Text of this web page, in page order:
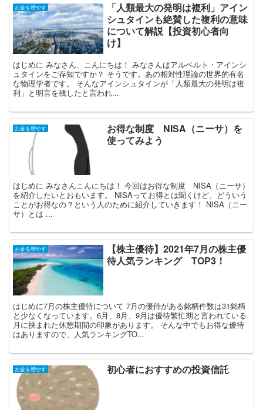
お金を増やす
「人類最大の発明は複利」アイン
シュタインも絶賛した複利の意味
について解説【投資初心者向
け】
はじめに みなさん、こんにちは！ みなさんはアルベルト・アインシ
ュタインをご存知ですか？ そうです。あの相対性理論の世界的有名
な物理学者です。 そんなアインシュタインが「人類最大の発明は複
利」と明言を残したと言われ...
お金を増やす
お得な制度 NISA（ニーサ）を
使ってみよう
はじめに みなさんこんにちは！ 今回はお得な制度 NISA（ニーサ）
を紹介したいとおもいます。 NISAってお得とは聞くけど、どういう
ことがお得なの？という人のために紹介していきます！ NISA（ニー
サ）とは ...
お金を増やす
【株主優待】2021年7月の株主優
待人気ランキング TOP3！
はじめに7月の株主優待について 7月の優待がある銘柄件数は31銘柄
と少なくなっています。6月、8月、9月は優待繁忙期と言われている
月に挟まれた休憩期間の印象があります。 そんな中でもお得な優待
はありますので、人気ランキングTO...
お金を増やす 初心者におすすめの投資信託